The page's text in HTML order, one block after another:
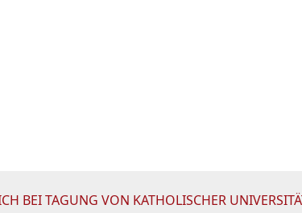
BEI TAGUNG VON KATHOLISCHER UNIVERSITÄT